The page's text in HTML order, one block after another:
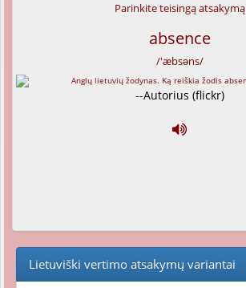
Parinkite teisingą atsakymą
absence
/'æbsəns/
--Autorius (flickr)
Lietuviški vertimo atsakymų variantai